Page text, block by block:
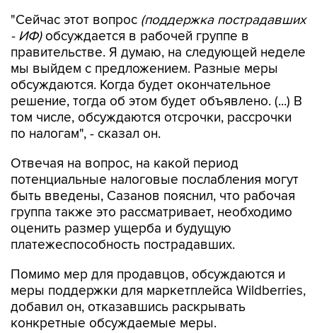
"Сейчас этот вопрос (поддержка пострадавших
- ИФ)обсуждается в рабочей группе в
правительстве. Я думаю, на следующей неделе
мы выйдем с предложением. Разные меры
обсуждаются. Когда будет окончательное
решение, тогда об этом будет объявлено. (...) В
том числе, обсуждаются отсрочки, рассрочки
по налогам", - сказал он.
Отвечая на вопрос, на какой период
потенциальные налоговые послабления могут
быть введены, Сазанов пояснил, что рабочая
группа также это рассматривает, необходимо
оценить размер ущерба и будущую
платежеспособность пострадавших.
Помимо мер для продавцов, обсуждаются и
меры поддержки для маркетплейса Wildberries,
добавил он, отказавшись раскрывать
конкретные обсуждаемые меры.